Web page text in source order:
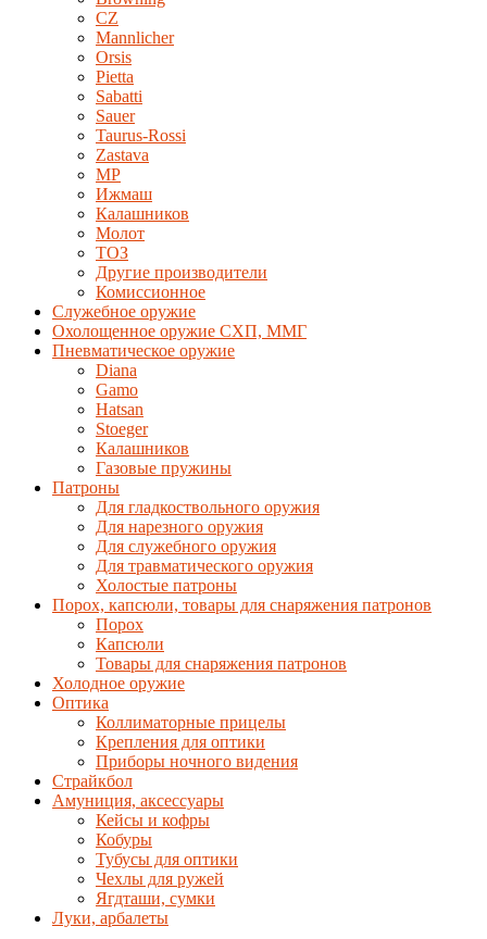
CZ
Mannlicher
Orsis
Pietta
Sabatti
Sauer
Taurus-Rossi
Zastava
MP
Ижмаш
Калашников
Молот
ТОЗ
Другие производители
Комиссионное
Служебное оружие
Охолощенное оружие СХП, ММГ
Пневматическое оружие
Diana
Gamo
Hatsan
Stoeger
Калашников
Газовые пружины
Патроны
Для гладкоствольного оружия
Для нарезного оружия
Для служебного оружия
Для травматического оружия
Холостые патроны
Порох, капсюли, товары для снаряжения патронов
Порох
Капсюли
Товары для снаряжения патронов
Холодное оружие
Оптика
Коллиматорные прицелы
Крепления для оптики
Приборы ночного видения
Страйкбол
Амуниция, аксессуары
Кейсы и кофры
Кобуры
Тубусы для оптики
Чехлы для ружей
Ягдташи, сумки
Луки, арбалеты